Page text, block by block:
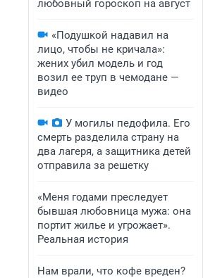
любовный гороскоп на август
«Подушкой надавил на
лицо, чтобы не кричала»:
жених убил модель и год
возил ее труп в чемодане —
видео
У могилы педофила. Его
смерть разделила страну на
два лагеря, а защитника детей
отправила за решетку
«Меня годами преследует
бывшая любовница мужа: она
портит жилье и угрожает».
Реальная история
Нам врали, что кофе вреден?